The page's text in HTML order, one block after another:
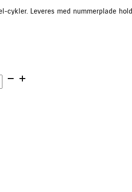
cykler. Leveres med nummerplade